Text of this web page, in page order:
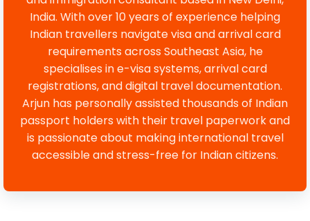
India. With over 10 years of experience helping
Indian travellers navigate visa and arrival card
requirements across Southeast Asia, he
specialises in e-visa systems, arrival card
registrations, and digital travel documentation.
Arjun has personally assisted thousands of Indian
passport holders with their travel paperwork and
is passionate about making international travel
accessible and stress-free for Indian citizens.